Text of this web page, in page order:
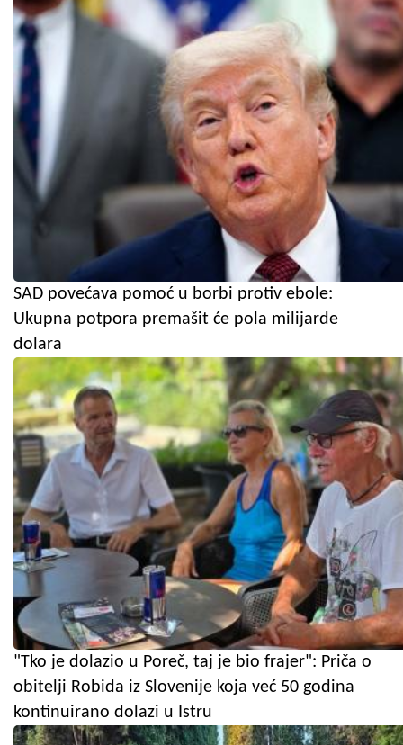
SAD povećava pomoć u borbi protiv ebole:
Ukupna potpora premašit će pola milijarde
dolara
"Tko je dolazio u Poreč, taj je bio frajer": Priča o
obitelji Robida iz Slovenije koja već 50 godina
kontinuirano dolazi u Istru